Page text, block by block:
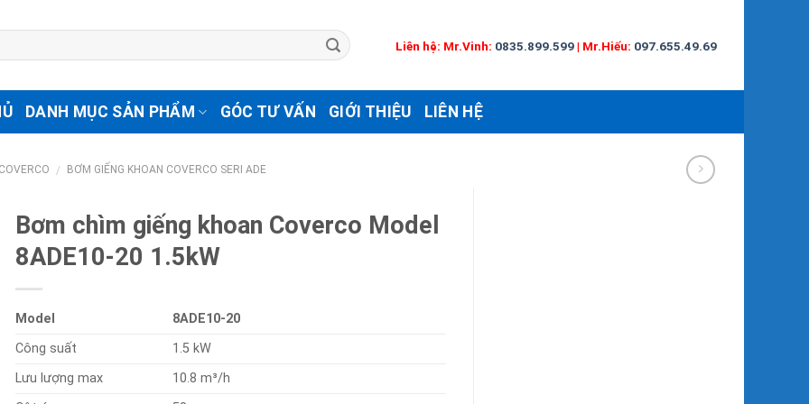
Liên hệ: Mr.Vinh: 0835.899.599| Mr.Hiếu: 097.655.49.69
DANH MỤC SẢN PHẨM GÓC TƯ VẤN GIỚI THIỆU LIÊN HỆ
/ BƠM GIẾNG KHOAN COVERCO SERI ADE
Bơm chìm giếng khoan Coverco Model
8ADE10-20 1.5kW
Model
8ADE10-20
Công suất
1.5 kW
Lưu lượng max
10.8 m³/h